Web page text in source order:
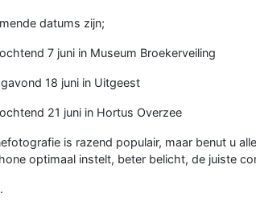
datums zijn;
7 juni in Museum Broekerveiling
18 juni in Uitgeest
21 juni in Hortus Overzee
is razend populair, maar benut u
optimaal instelt, beter belicht, de juiste